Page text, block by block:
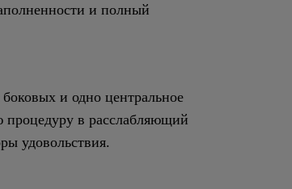
и полный
и одно центральное
в расслабляющий
удовольствия.